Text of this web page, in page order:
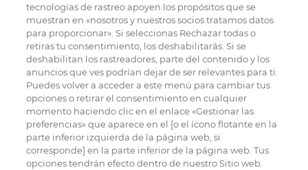
tecnologías de rastreo apoyen los propósitos que se
muestran en «nosotros y nuestros socios tratamos datos
para proporcionar». Si seleccionas Rechazar todas o
retiras tu consentimiento, los deshabilitarás. Si se
deshabilitan los rastreadores, parte del contenido y los
anuncios que ves podrían dejar de ser relevantes para ti.
Puedes volver a acceder a este menú para cambiar tus
opciones o retirar el consentimiento en cualquier
momento haciendo clic en el enlace «Gestionar las
preferencias» que aparece en el [o el ícono flotante en la
parte inferior izquierda de la página web, si
corresponde] en la parte inferior de la página web. Tus
opciones tendrán efecto dentro de nuestro Sitio web.